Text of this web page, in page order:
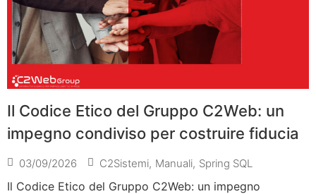
Il Codice Etico del Gruppo C2Web: un
impegno condiviso per costruire fiducia
03/09/2026 C2Sistemi, Manuali, Spring SQL
Il Codice Etico del Gruppo C2Web: un impegno